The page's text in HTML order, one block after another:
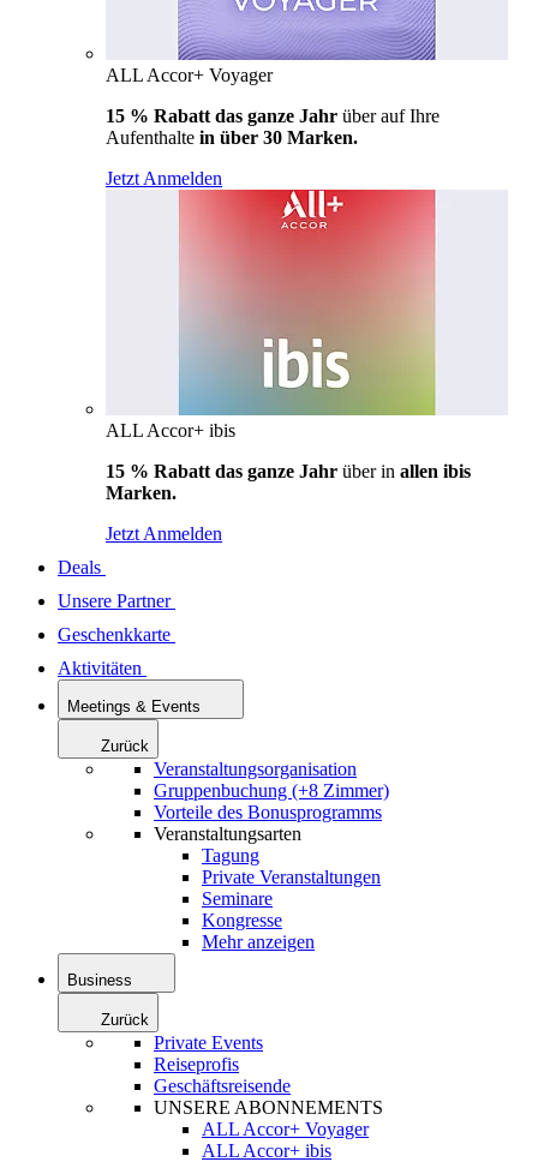
ALL Accor+ Voyager
15 % Rabatt das ganze Jahr über auf Ihre
Aufenthalte in über 30 Marken.
Jetzt Anmelden
ALL Accor+ ibis
15 % Rabatt das ganze Jahr über in allen ibis
Marken.
Jetzt Anmelden
Deals
Unsere Partner
Geschenkkarte
Aktivitäten
Meetings & Events
Zurück
Veranstaltungsorganisation
Gruppenbuchung (+8 Zimmer)
Vorteile des Bonusprogramms
Veranstaltungsarten
Tagung
Private Veranstaltungen
Seminare
Kongresse
Mehr anzeigen
Business
Zurück
Private Events
Reiseprofis
Geschäftsreisende
UNSERE ABONNEMENTS
ALL Accor+ Voyager
ALL Accor+ ibis